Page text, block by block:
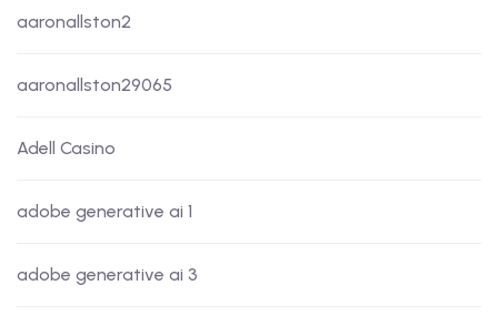
aaronallston2
aaronallston29065
Adell Casino
adobe generative ai 1
adobe generative ai 3